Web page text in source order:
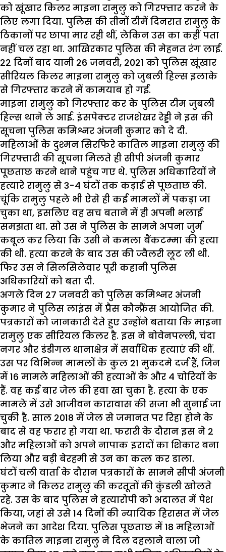
को खूंखार किलर माइना रामुलु को गिरफ्तार करने के
लिए लगा दिया. पुलिस की तीनों टीमें दिनरात रामुलु के
ठिकानों पर छापा मार रही थीं, लेकिन उस का कहीं पता
नहीं चल रहा था. आखिरकार पुलिस की मेहनत रंग लाई.
22 दिनों बाद यानी 26 जनवरी, 2021 को पुलिस खूंखार
सीरियल किलर माइना रामुलु को जुबली हिल्स इलाके
से गिरफ्तार करने में कामयाब हो गई.
माइना रामुलु को गिरफ्तार कर के पुलिस टीम जुबली
हिल्स थाने ले आई. इंसपेक्टर राजशेखर रेड्डी ने इस की
सूचना पुलिस कमिश्नर अंजनी कुमार को दे दी.
महिलाओं के दुश्मन सिरफिरे कातिल माइना रामुलु की
गिरफ्तारी की सूचना मिलते ही सीपी अंजनी कुमार
पूछताछ करने थाने पहुंच गए थे. पुलिस अधिकारियों ने
हत्यारे रामुलु से 3-4 घंटों तक कड़ाई से पूछताछ की.
चूंकि रामुलु पहले भी ऐसे ही कई मामलों में पकड़ा जा
चुका था, इसलिए वह सच बताने में ही अपनी भलाई
समझता था. सो उस ने पुलिस के सामने अपना जुर्म
कबूल कर लिया कि उसी ने कमला बैंकटम्मा की हत्या
की थी. हत्या करने के बाद उस की ज्वैलरी लूट ली थी.
फिर उस ने सिलसिलेवार पूरी कहानी पुलिस
अधिकारियों को बता दी.
अगले दिन 27 जनवरी को पुलिस कमिश्नर अंजनी
कुमार ने पुलिस लाइंस में प्रैस कौन्फ्रैंस आयोजित की.
पत्रकारों को जानकारी देते हुए उन्होंने बताया कि माइना
रामुलु एक सीरियल किलर है. इस ने बोवेनपल्ली, चंदा
नगर और डंडीगल थानाक्षेत्र में सर्वाधिक हत्याएं की थीं.
उस पर विभिन्न मामलों के कुल 21 मुकदमे दर्ज हैं, जिन
में 16 मामले महिलाओं की हत्याओं के और 4 चोरियों के
हैं. वह कई बार जेल की हवा खा चुका है. हत्या के एक
मामले में उसे आजीवन कारावास की सजा भी सुनाई जा
चुकी है. साल 2018 में जेल से जमानत पर रिहा होने के
बाद से वह फरार हो गया था. फरारी के दौरान इस ने 2
और महिलाओं को अपने नापाक इरादों का शिकार बना
लिया और बड़ी बेरहमी से उन का कत्ल कर डाला.
घंटों चली वार्ता के दौरान पत्रकारों के सामने सीपी अंजनी
कुमार ने किलर रामुलु की करतूतों की कुंडली खोलते
रहे. उस के बाद पुलिस ने हत्यारोपी को अदालत में पेश
किया, जहां से उसे 14 दिनों की न्यायिक हिरासत में जेल
भेजने का आदेश दिया. पुलिस पूछताछ में 18 महिलाओं
के कातिल माइना रामुलु ने दिल दहलाने वाला जो